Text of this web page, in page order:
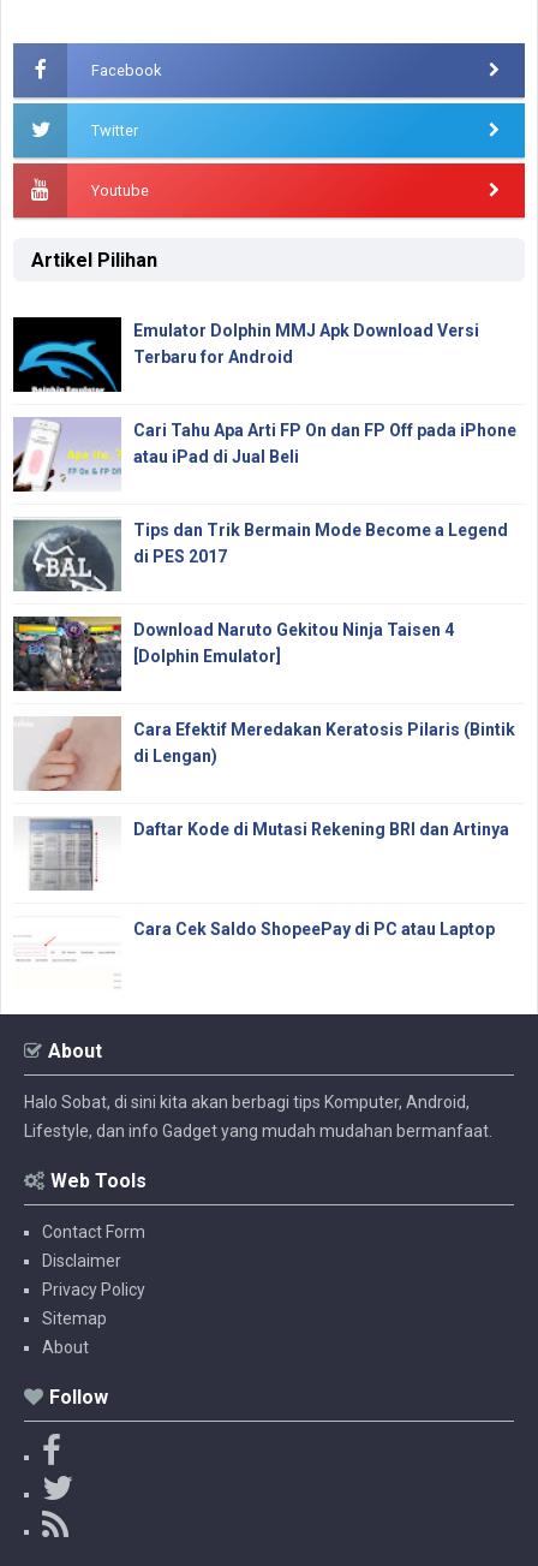
Facebook
Twitter
Youtube
Artikel Pilihan
Emulator Dolphin MMJ Apk Download Versi
Terbaru for Android
Cari Tahu Apa Arti FP On dan FP Off pada iPhone
atau iPad di Jual Beli
Tips dan Trik Bermain Mode Become a Legend
di PES 2017
Download Naruto Gekitou Ninja Taisen 4
[Dolphin Emulator]
Cara Efektif Meredakan Keratosis Pilaris (Bintik
di Lengan)
Daftar Kode di Mutasi Rekening BRI dan Artinya
Cara Cek Saldo ShopeePay di PC atau Laptop
About
Halo Sobat, di sini kita akan berbagi tips Komputer, Android,
Lifestyle, dan info Gadget yang mudah mudahan bermanfaat.
Web Tools
Contact Form
Disclaimer
Privacy Policy
Sitemap
About
Follow
a
c
e